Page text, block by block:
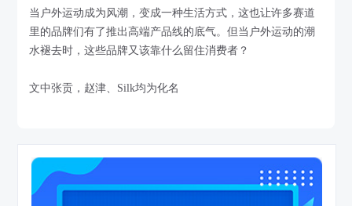
当户外运动成为风潮，变成一种生活方式，这也让许多赛道
里的品牌们有了推出高端产品线的底气。但当户外运动的潮
水褪去时，这些品牌又该靠什么留住消费者？
文中张贡，赵津、Silk均为化名